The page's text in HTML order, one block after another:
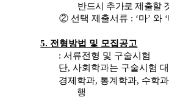
반드시 추가로 제출할
② 선택 제출서류 : ‘마’ 와 ‘
5. 전형방법 및 모집공고
:서류전형 및 구술시험
단,사회학과는 구술시험
경제학과, 통계학과, 수학과
행